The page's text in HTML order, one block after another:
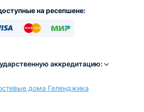
на ресепшене:
аккредитацию:
дома Геленджика